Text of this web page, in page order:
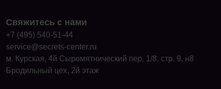
Свяжитесь с нами
+7 (495) 540-51-44
service@secrets-center.ru
м. Курская, 4й Сыромятнический пер. 1/8, стр. 9, н8
Бродильный цех, 2й этаж